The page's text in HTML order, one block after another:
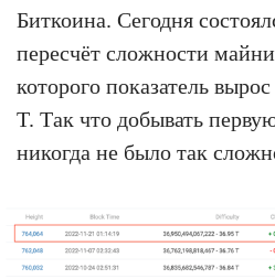
Биткоина. Сегодня
пересчёт сложности
которого показатель
T. Так что добывать
никогда не было так